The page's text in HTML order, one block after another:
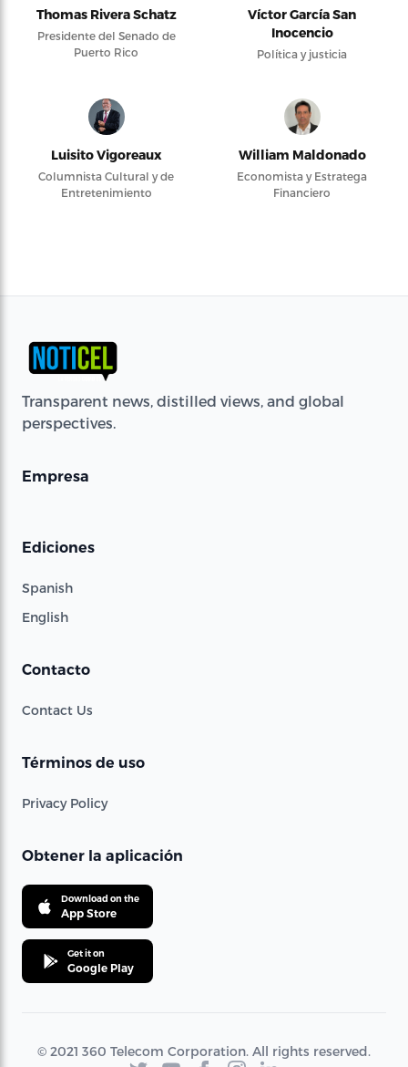
Thomas Rivera Schatz
Presidente del Senado de
Puerto Rico
Víctor García San
Inocencio
Política y justicia
Luisito Vigoreaux
Columnista Cultural y de
Entretenimiento
William Maldonado
Economista y Estratega
Financiero
Transparent news, distilled views, and global
perspectives.
Empresa
Ediciones
Spanish
English
Contacto
Contact Us
Términos de uso
Privacy Policy
Obtener la aplicación
Download on the
App Store
Get it on
Google Play
© 2021 360 Telecom Corporation. All rights reserved.